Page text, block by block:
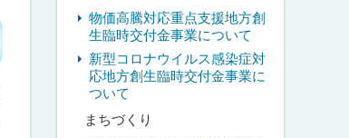
物価高騰対応重点支援地方創
生臨時交付金事業について
新型コロナウイルス感染症対
応地方創生臨時交付金事業に
ついて
まちづくり